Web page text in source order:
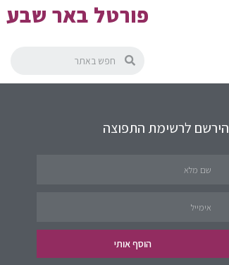
פורטל באר שבע
תחומים באתר
נדל״ן
הירשם לרשימת התפוצה
הוסף אותי